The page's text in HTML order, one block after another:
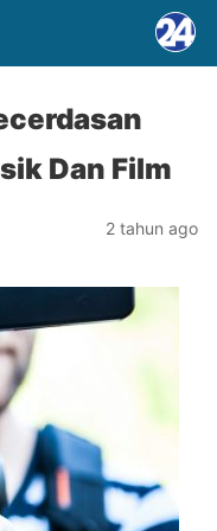
Dan Film
2 tahun ago